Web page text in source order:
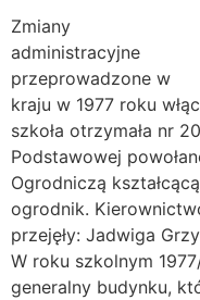
Zmiany
administracyjne
przeprowadzone w
kraju w 1977 roku
szkoła otrzymała nr
Podstawowej
Ogrodniczą
ogrodnik.
przejęły: Jadwiga
W roku szkolnym
generalny budynku,